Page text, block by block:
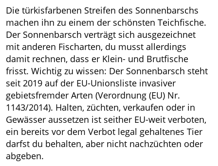
Die türkisfarbenen Streifen des Sonnenbarschs
machen ihn zu einem der schönsten Teichfische.
Der Sonnenbarsch verträgt sich ausgezeichnet
mit anderen Fischarten, du musst allerdings
damit rechnen, dass er Klein- und Brutfische
frisst. Wichtig zu wissen: Der Sonnenbarsch steht
seit 2019 auf der EU-Unionsliste invasiver
gebietsfremder Arten (Verordnung (EU) Nr.
1143/2014). Halten, züchten, verkaufen oder in
Gewässer aussetzen ist seither EU-weit verboten,
ein bereits vor dem Verbot legal gehaltenes Tier
darfst du behalten, aber nicht nachzüchten oder
abgeben.